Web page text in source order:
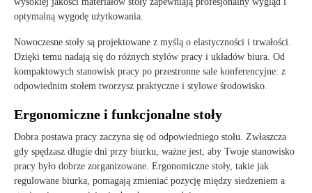
optymalną wygodę użytkowania.
Nowoczesne stoły są projektowane z myślą o elastyczności i trwałości.
Dzięki temu nadają się do różnych stylów pracy i układów biura. Od
kompaktowych stanowisk pracy po przestronne sale konferencyjne: z
odpowiednim stołem tworzysz praktyczne i stylowe środowisko.
Ergonomiczne i funkcjonalne stoły
Dobra postawa pracy zaczyna się od odpowiedniego stołu. Zwłaszcza
gdy spędzasz długie dni przy biurku, ważne jest, aby Twoje stanowisko
pracy było dobrze zorganizowane. Ergonomiczne stoły, takie jak
regulowane biurka, pomagają zmieniać pozycję między siedzeniem a